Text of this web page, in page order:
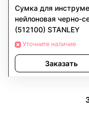
Сумка для
нейлоновая черно-
(512100) STANLEY
Уточните наличие
Заказать